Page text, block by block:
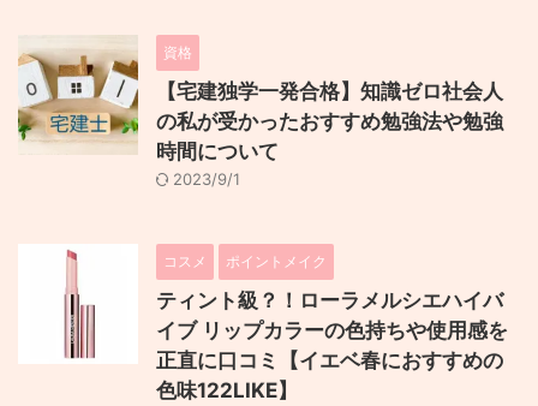
資格
【宅建独学一発合格】知識ゼロ社会人
の私が受かったおすすめ勉強法や勉強
時間について
2023/9/1
コスメ ポイントメイク
ティント級？！ローラメルシエハイバ
イブ リップカラーの色持ちや使用感を
正直に口コミ【イエベ春におすすめの
色味122LIKE】